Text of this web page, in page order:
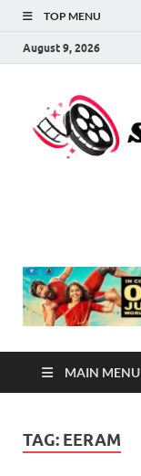
TOP MENU
August 9, 2026
MAIN MENU
TAG: EERAM